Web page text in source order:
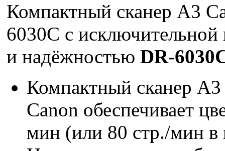
Компактный сканер A3
6030C с
и надёжностью DR-
Компактный сканер
Canon обеспечивает
мин (или 80 стр./мин в